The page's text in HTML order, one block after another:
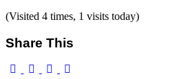
(Visited 4 times, 1 visits today)
Share This